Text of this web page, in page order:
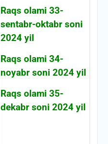
Raqs olami 33-
sentabr-oktabr soni
2024 yil
Raqs olami 34-
noyabr soni 2024 yil
Raqs olami 35-
dekabr soni 2024 yil